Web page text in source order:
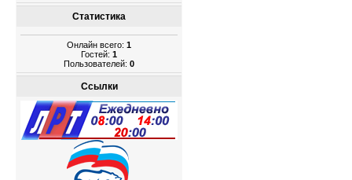
Статистика
Онлайн всего: 1
Гостей: 1
Пользователей: 0
Ссылки